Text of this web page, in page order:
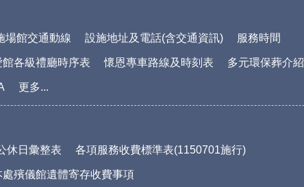
場館交通動線 設施地址及電話(含交通資訊) 服務時間
館各級禮廳時序表 懷恩專車路線及時刻表 多元環保葬介紹
更多...
休日彙整表 各項服務收費標準表(1150701施行)
處殯儀館遺體寄存收費事項